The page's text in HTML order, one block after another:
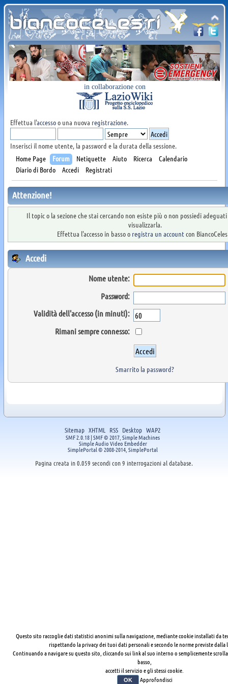
in collaborazione con
Effettua l'accessoo una nuova registrazione.
Inserisci il nome utente, la password e la durata della sessione.
Home Page
Forum Netiquette Aiuto Ricerca
Calendario
Diario di Bordo
Accedi Registrati
Attenzione!
Il topic o la sezione che stai cercando non esiste più o non possiedi
visualizzarla.
Effettua l'accesso in basso o registra un account con
Accedi
Nome utente:
Password:
Validità dell'accesso (in minuti):
Rimani sempre connesso:
Smarrito la password?
Sitemap XHTML RSS Desktop WAP2
SMF 2.0.18|SMF © 2017 Simple Machines
Simple Audio Video Embedder
SimplePortal © 2008-2014, SimplePortal
Pagina creata in 0.059 secondi con 9 interrogazioni al database.
Questo sito raccoglie dati statistici anonimi sulla navigazione, mediante cookie installati da
rispettando la privacy dei tuoi dati personali e secondo le norme previste dalla
Continuando a navigare su questo sito, cliccando sui link al suo interno o semplicemente
basso,
accetti il servizio e gli stessi cookie.
OK Approfondisci